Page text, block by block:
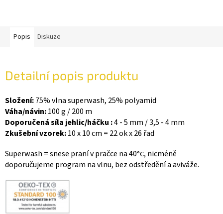
Popis Diskuze
Detailní popis produktu
Složení:75% vlna superwash, 25% polyamid
Váha/návin:100 g / 200 m
Doporučená síla jehlic/háčku :4 - 5 mm / 3,5 - 4 mm
Zkušební vzorek:10 x 10 cm = 22 ok x 26 řad
Superwash = snese praní v pračce na 40°C, nicméně
doporučujeme program na vlnu, bez odstředění a aviváže.